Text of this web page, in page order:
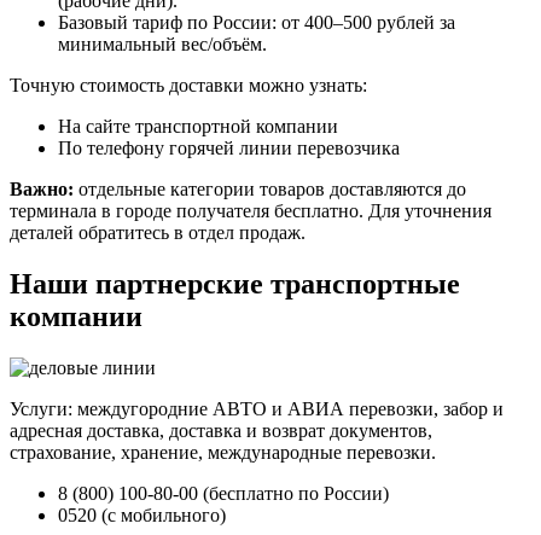
Базовый тариф по России: от 400–500 рублей за
минимальный вес/объём.
Точную стоимость доставки можно узнать:
На сайте транспортной компании
По телефону горячей линии перевозчика
Важно: отдельные категории товаров доставляются до
терминала в городе получателя бесплатно. Для уточнения
деталей обратитесь в отдел продаж.
Наши партнерские транспортные
компании
Услуги: междугородние АВТО и АВИА перевозки, забор и
адресная доставка, доставка и возврат документов,
страхование, хранение, международные перевозки.
8 (800) 100-80-00 (бесплатно по России)
0520 (с мобильного)